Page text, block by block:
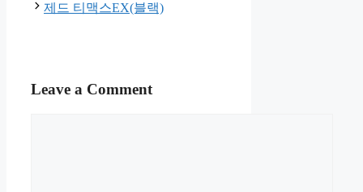
제드 티맥스EX(블랙)
Leave a Comment